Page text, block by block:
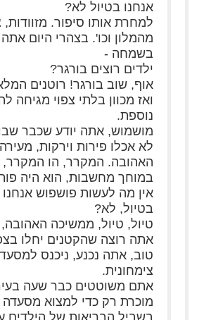
אנחנו בטיול לא?
למחרת אותו סיפור.
מהמלון וכו'. בצהרי היום
בשמחה -
ילדים רוצים בורגר?
אוף, שוב בורגר! רוטנים
ואז מכוון בלתי צפוי מגיחה
נוספת.
מושמוש, אתה יודע שכבר
לא אכלו פירות וירקות,
האהובה. המקרר, הו
במוחך מחשבות, הוא היה
אין מה לעשות פושפוש אנחנו
בטיול, לא?
טיול, טיול, ממשיכה
אתה רוצה שהקטנים יחלו
טוב, אתה נכנע, ניכנס
צימחונית.
אתם משוטטים כבר שעה
מוכרת רק כדי למצוא מסעדה
בשביל הבריאות של הילדים